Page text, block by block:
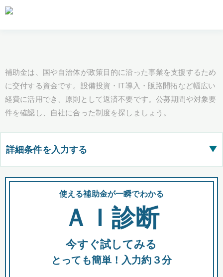
補助金は、国や自治体が政策目的に沿った事業を支援するため
に交付する資金です。設備投資・IT導入・販路開拓など幅広い
経費に活用でき、原則として返済不要です。公募期間や対象要
件を確認し、自社に合った制度を探しましょう。
詳細条件を入力する ▶
都道府県
全国の検索結果を含めて表示
助成金 融資 出資
使える補助金が一瞬でわかる
ＡＩ診断
今すぐ試してみる
とっても簡単！入力約３分